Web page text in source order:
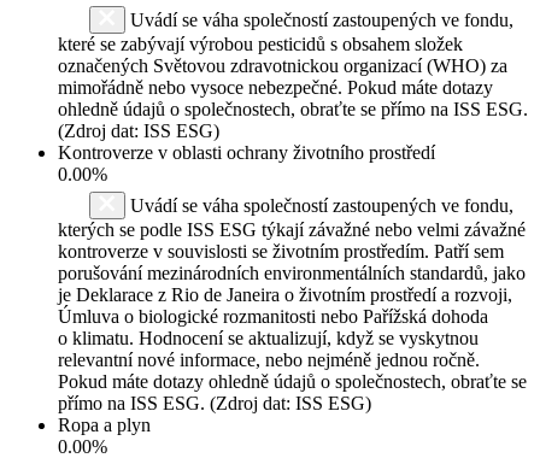
Uvádí se váha společností zastoupených ve fondu,
které se zabývají výrobou pesticidů s obsahem složek
označených Světovou zdravotnickou organizací (WHO) za
mimořádně nebo vysoce nebezpečné. Pokud máte dotazy
ohledně údajů o společnostech, obraťte se přímo na ISS ESG.
(Zdroj dat: ISS ESG)
Kontroverze v oblasti ochrany životního prostředí
0.00%
Uvádí se váha společností zastoupených ve fondu,
kterých se podle ISS ESG týkají závažné nebo velmi závažné
kontroverze v souvislosti se životním prostředím. Patří sem
porušování mezinárodních environmentálních standardů, jako
je Deklarace z Rio de Janeira o životním prostředí a rozvoji,
Úmluva o biologické rozmanitosti nebo Pařížská dohoda
o klimatu. Hodnocení se aktualizují, když se vyskytnou
relevantní nové informace, nebo nejméně jednou ročně.
Pokud máte dotazy ohledně údajů o společnostech, obraťte se
přímo na ISS ESG. (Zdroj dat: ISS ESG)
Ropa a plyn
0.00%